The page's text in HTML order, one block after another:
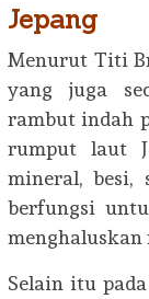
Jepang
Menurut Titi
yang juga
rambut indah
rumput laut
mineral, besi,
berfungsi
Selain itu